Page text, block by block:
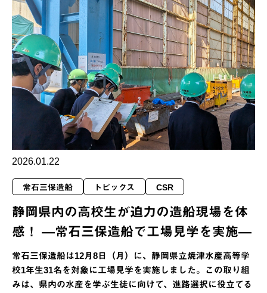
2026.01.22
常石三保造船 トピックス CSR
静岡県内の高校生が迫力の造船現場を体
感！ ―常石三保造船で工場見学を実施―
常石三保造船は12月8日（月）に、静岡県立焼津水産高等学
校1年生31名を対象に工場見学を実施しました。この取り組
みは、県内の水産を学ぶ生徒に向けて、進路選択に役立てる